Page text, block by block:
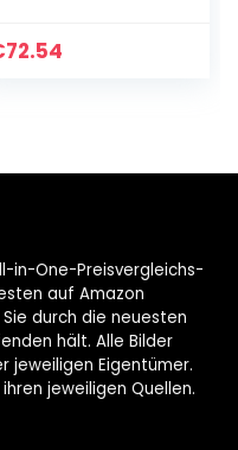
72.54
in-One-Preisvergleichs-
auf Amazon
durch die neuesten
hält. Alle Bilder
jeweiligen Eigentümer.
jeweiligen Quellen.